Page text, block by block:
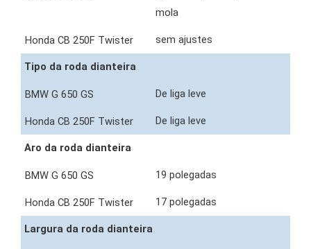
mola
sem ajustes
Tipo da roda dianteira
De liga leve
De liga leve
Aro da roda dianteira
19 polegadas
17 polegadas
Largura da roda dianteira